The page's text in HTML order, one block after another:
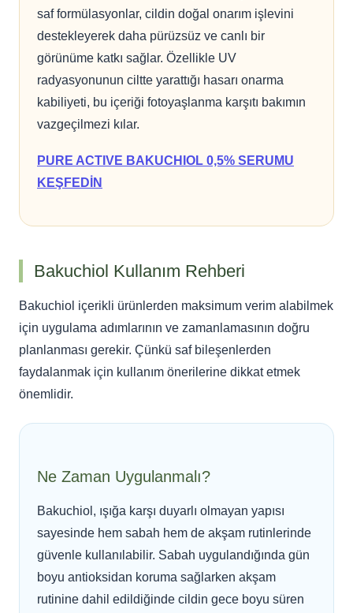
saf formülasyonlar, cildin doğal onarım işlevini
destekleyerek daha pürüzsüz ve canlı bir
görünüme katkı sağlar. Özellikle UV
radyasyonunun ciltte yarattığı hasarı onarma
kabiliyeti, bu içeriği fotoyaşlanma karşıtı bakımın
vazgeçilmezi kılar.
PURE ACTIVE BAKUCHIOL 0,5% SERUMU
KEŞFEDİN
Bakuchiol Kullanım Rehberi
Bakuchiol içerikli ürünlerden maksimum verim alabilmek
için uygulama adımlarının ve zamanlamasının doğru
planlanması gerekir. Çünkü saf bileşenlerden
faydalanmak için kullanım önerilerine dikkat etmek
önemlidir.
Ne Zaman Uygulanmalı?
Bakuchiol, ışığa karşı duyarlı olmayan yapısı
sayesinde hem sabah hem de akşam rutinlerinde
güvenle kullanılabilir. Sabah uygulandığında gün
boyu antioksidan koruma sağlarken akşam
rutinine dahil edildiğinde cildin gece boyu süren